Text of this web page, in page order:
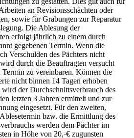
an Revisionsschächten oder
sowie für Grabungen zur Reparatur
Die Ablesung der
erfolgt jährlich zu einem durch
gegebenen Termin. Wenn die
Verschulden des Pächters nicht
durch die Beauftragten versucht
Termin zu vereinbaren. Können die
nicht binnen 14 Tagen erhoben
der Durchschnittsverbrauch des
letzten 3 Jahren ermittelt und zur
eingesetzt. Für den zweiten,
bzw. die Ermittlung des
werden dem Pächter im
in Höhe von 20,-€ zugunsten